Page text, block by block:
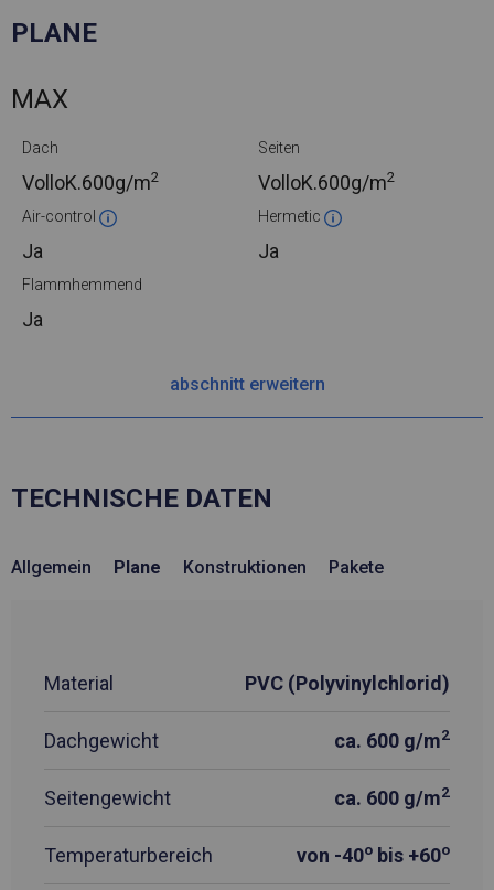
PLANE
MAX
Dach
VolloK.600g/m2
Seiten
VolloK.600g/m2
Air-control
Ja
Hermetic
Ja
Flammhemmend
Ja
abschnitt erweitern
TECHNISCHE DATEN
Allgemein Plane Konstruktionen Pakete
Material PVC (Polyvinylchlorid)
Dachgewicht ca. 600 g/m2
Seitengewicht ca. 600 g/m2
Temperaturbereich von -40o bis +60o